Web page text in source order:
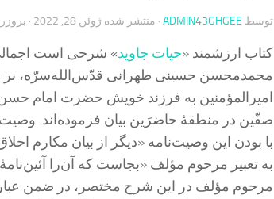
توسط ADMIN43GHGEE · منتشر شده ژوئن 28, 2022 ·
کتاب ارزشمند «حیات جاوید» شرحی است
محمدمحسن حسینی طهرانی قدّس‌الله‌سرّه،
امیرالمؤمنین به فرزند خویش حضرت امام
صفّین در منطقۀ حاضرَین بیان فرموده‌اند.
با بودن این وصیت‌نامه «دیگر از بیان مکارم
به تعبیر مرحوم مؤلف «بجاست که آن‌را
مرحوم مؤلف در این شرح مختصر، در ضمن